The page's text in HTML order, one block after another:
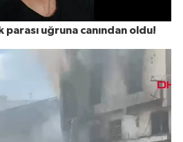
uğruna canından oldu!